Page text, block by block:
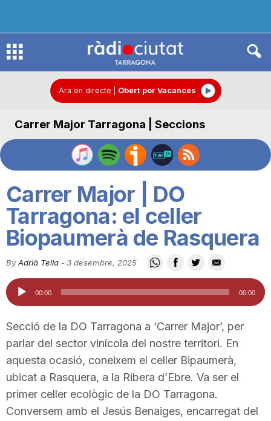
R
d
C
u
t
a
Ara en directe Obert por Vacances
Carrer Major Tarragona | Seccions
Carrer Major | DO
Tarragona: el celler
Biopaumerà de Rasquera
By Adrià Tella -3 desembre, 2025
Reproductor
d'àudio
00:00 00:00
Secció de la DO Tarragona a ‘Carrer Major’, per
parlar del sector vinícola del nostre territori. En
aquesta ocasió, coneixem el celler Bipaumerà,
ubicat a Rasquera, a la Ribera d’Ebre. Va ser el
primer celler ecològic de la DO Tarragona.
Conversem amb el Jesús Benaiges, encarregat del